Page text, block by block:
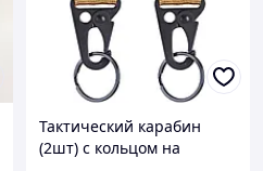
Тактический карабин
(2шт) с кольцом на